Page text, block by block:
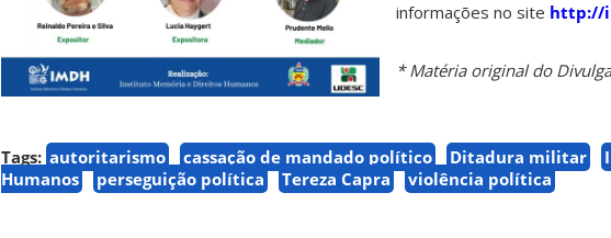
informações no site http://
* Matéria original do
Tags: autoritarismo cassação de mandado político Ditadura militar
Humanos
perseguição política Tereza Capra violência política